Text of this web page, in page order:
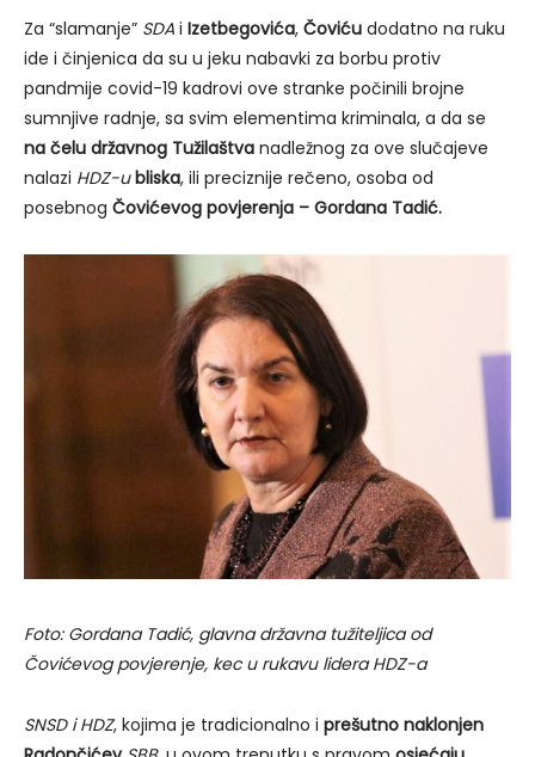
Za “slamanje” SDA i Izetbegovića, Čoviću dodatno na ruku
ide i činjenica da su u jeku nabavki za borbu protiv
pandmije covid-19 kadrovi ove stranke počinili brojne
sumnjive radnje, sa svim elementima kriminala, a da se
na čelu državnog Tužilaštva nadležnog za ove slučajeve
nalazi HDZ-u bliska, ili preciznije rečeno, osoba od
posebnog Čovićevog povjerenja – Gordana Tadić.
Foto: Gordana Tadić, glavna državna tužiteljica od
Čovićevog povjerenje, kec u rukavu lidera HDZ-a
SNSD i HDZ, kojima je tradicionalno i prešutno naklonjen